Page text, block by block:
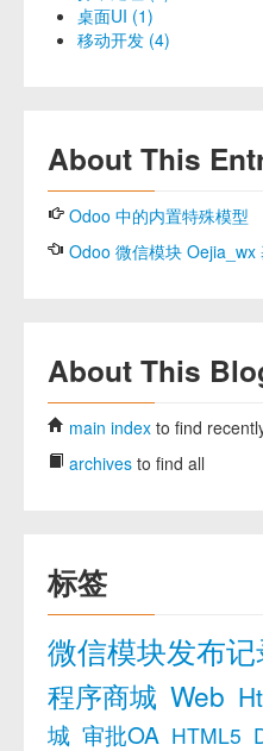
桌面UI (1)
移动开发 (4)
About This
Odoo 中的内置特殊模型
Odoo 微信模块 Oejia_wx
About This
main index to find
archives to find all
标签
微信模块发布记
程序商城 Web
城 审批OA HTML5